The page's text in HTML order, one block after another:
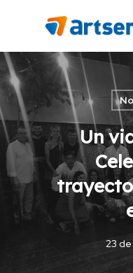
content
Un
23